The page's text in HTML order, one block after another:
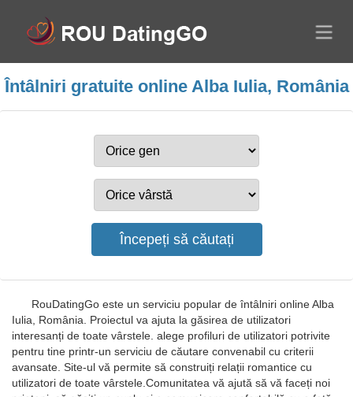
Întâlniri gratuite online Alba Iulia, România
RouDatingGo este un serviciu popular de întâlniri online Alba
Iulia, România. Proiectul va ajuta la găsirea de utilizatori
interesanți de toate vârstele. alege profiluri de utilizatori potrivite
pentru tine printr-un serviciu de căutare convenabil cu criterii
avansate. Site-ul vă permite să construiți relații romantice cu
utilizatori de toate vârstele.Comunitatea vă ajută să vă faceți noi